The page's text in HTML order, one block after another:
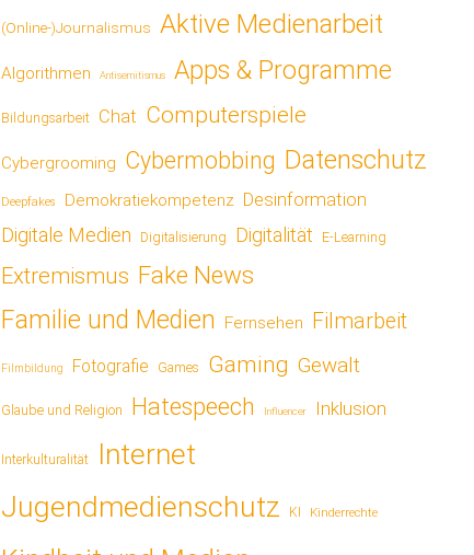
(Online-)Journalismus Aktive Medienarbeit
Algorithmen Antisemitismus Apps & Programme
Bildungsarbeit Chat Computerspiele
Cybergrooming Cybermobbing Datenschutz
Deepfakes Demokratiekompetenz Desinformation
Digitale Medien Digitalisierung Digitalität E-Learning
Extremismus Fake News
Familie und Medien Fernsehen Filmarbeit
Filmbildung Fotografie Games Gaming Gewalt
Glaube und Religion Hatespeech Influencer Inklusion
Interkulturalität Internet
Jugendmedienschutz KI Kinderrechte